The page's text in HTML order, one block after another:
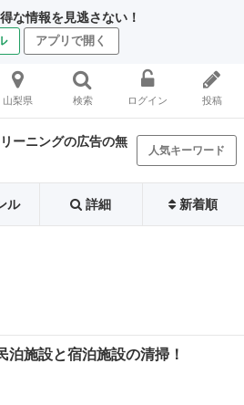
な情報を見逃さない！
アプリで開く
山梨県 検索 ログイン 投稿
ーニングの広告の無
人気キーワード
ル 詳細 新着順
泊施設と宿泊施設の清掃！